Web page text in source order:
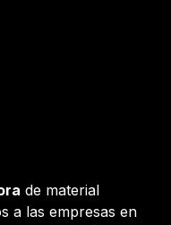
de material
a las empresas en